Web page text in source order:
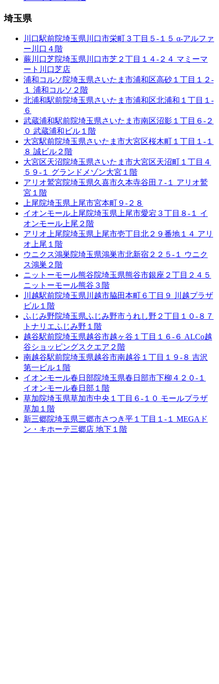
埼玉県
川口駅前院埼玉県川口市栄町３丁目５-１５ α-アルファ
ー川口４階
蕨川口芝院埼玉県川口市芝２丁目１４-２４ マミーマ
ート川口芝店
浦和コルソ院埼玉県さいたま市浦和区高砂１丁目１２-
１ 浦和コルソ２階
北浦和駅前院埼玉県さいたま市浦和区北浦和１丁目１-
６
武蔵浦和駅前院埼玉県さいたま市南区沼影１丁目６-２
０ 武蔵浦和ビル１階
大宮駅前院埼玉県さいたま市大宮区桜木町１丁目１-１
８ 誠ビル２階
大宮区天沼院埼玉県さいたま市大宮区天沼町１丁目４
５９-１ グランドメゾン大宮１階
アリオ鷲宮院埼玉県久喜市久本寺谷田７-１ アリオ鷲
宮１階
上尾院埼玉県上尾市宮本町９-２８
イオンモール上尾院埼玉県上尾市愛宕３丁目８-１ イ
オンモール上尾２階
アリオ上尾院埼玉県上尾市壱丁目北２９番地１４ アリ
オ上尾１階
ウニクス鴻巣院埼玉県鴻巣市北新宿２２５-１ ウニク
ス鴻巣２階
ニットーモール熊谷院埼玉県熊谷市銀座２丁目２４５
ニットーモール熊谷３階
川越駅前院埼玉県川越市脇田本町６丁目９ 川越プラザ
ビル１階
ふじみ野院埼玉県ふじみ野市うれし野２丁目１０-８７
トナリエふじみ野１階
越谷駅前院埼玉県越谷市越ヶ谷１丁目１６-６ ALCo越
谷ショッピングスクエア２階
南越谷駅前院埼玉県越谷市南越谷１丁目１９-８ 吉沢
第一ビル１階
イオンモール春日部院埼玉県春日部市下柳４２０-１
イオンモール春日部１階
草加院埼玉県草加市中央１丁目６-１０ モールプラザ
草加１階
新三郷院埼玉県三郷市さつき平１丁目１-１ MEGAド
ン・キホーテ三郷店 地下１階